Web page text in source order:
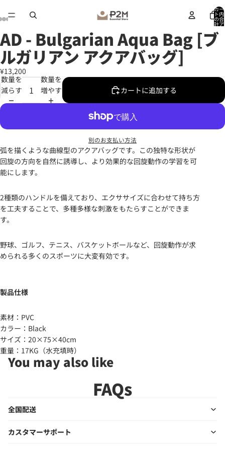
カー
ト内
の合
計ア
イテ
ム
数:
画
像
を
全
画
面
で
示
画
像
を
全
画
面
で
示
画
像
を
全
画
面
で
示
画
像
を
全
画
面
で
示
AD - Bulgarian Aqua Bag [ブ
ルガリアン アクアバッグ]
¥13,200
数量を
減らす
数量を
増やす
カートに追加する
別のお支払い方法
弧を描くような曲線型のアクアバッグです。この独特な形状が
回旋の方向を自然に誘導し、より効果的な回旋動作の学習を可
能にします。
2種類のハンドルを備えており、エクササイズに合わせて持ち方
を工夫することで、多種多様な刺激をもたらすことができま
す。
野球、ゴルフ、テニス、バスケットボールなど、回旋動作が求
められる多くのスポーツに大変有効です。
製品仕様
素材：PVC
カラー：Black
サイズ：20×75×40cm
重量：17KG（水充填時）
You may also like
FAQs
全国配送
カスタマーサポート